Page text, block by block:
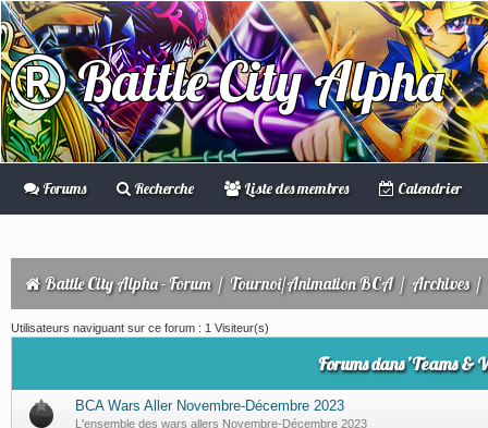
Battle City Alpha
Forums Recherche Liste des membres Calendrier
Battle City Alpha - Forum/ Tournoi/Animation BCA/ Archives/
Utilisateurs naviguant sur ce forum : 1 Visiteur(s)
Forums dans ’Teams &
BCA Wars Aller Novembre-Décembre 2023
L'ensemble des wars allers Novembre-Décembre 2023